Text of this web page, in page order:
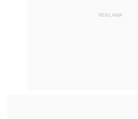
REKLAMA